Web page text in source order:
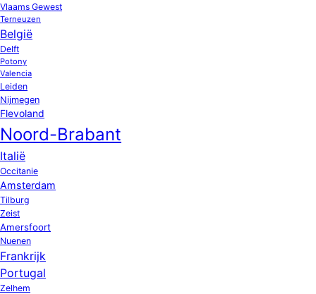
Vlaams Gewest
Terneuzen
België
Delft
Potony
Valencia
Leiden
Nijmegen
Flevoland
Noord-Brabant
Italië
Occitanie
Amsterdam
Tilburg
Zeist
Amersfoort
Nuenen
Frankrijk
Portugal
Zelhem